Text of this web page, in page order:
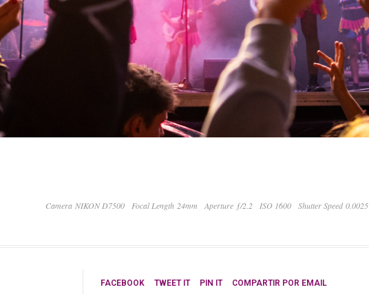
Camera NIKON D7500 Focal Length 24mm Aperture ƒ/2.2 ISO 1600 Shutter Speed 0.0025
FACEBOOK TWEET IT PIN IT COMPARTIR POR EMAIL